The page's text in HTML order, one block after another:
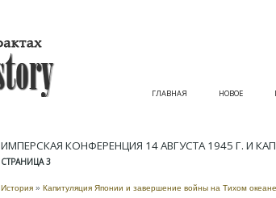
ГЛАВНАЯ НОВОЕ
ИМПЕРСКАЯ КОНФЕРЕНЦИЯ 14 АВГУСТА 1945 Г. И
СТРАНИЦА 3
История » Капитуляция Японии и завершение войны на Тихом океане